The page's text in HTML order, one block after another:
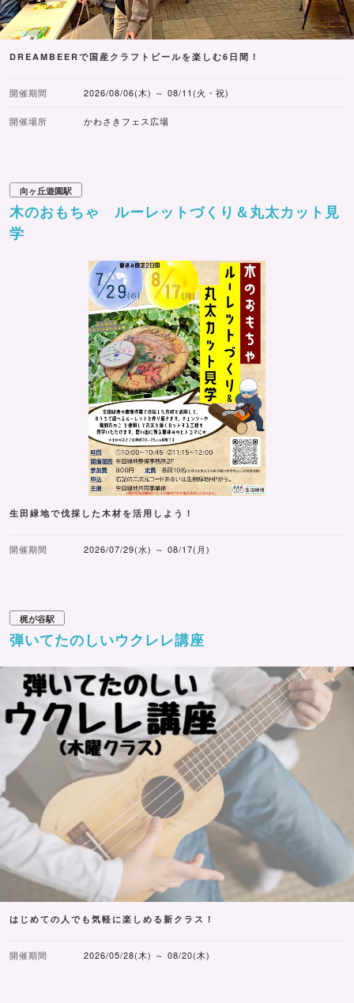
DREAMBEERで国産クラフトビールを楽しむ6日間！
開催期間 2026/08/06(木) ～ 08/11(火・祝)
開催場所 かわさきフェス広場
向ヶ丘遊園駅
木のおもちゃ ルーレットづくり＆丸太カット見
学
生田緑地で伐採した木材を活用しよう！
開催期間 2026/07/29(水) ～ 08/17(月)
梶が谷駅
弾いてたのしいウクレレ講座
はじめての人でも気軽に楽しめる新クラス！
開催期間 2026/05/28(木) ～ 08/20(木)